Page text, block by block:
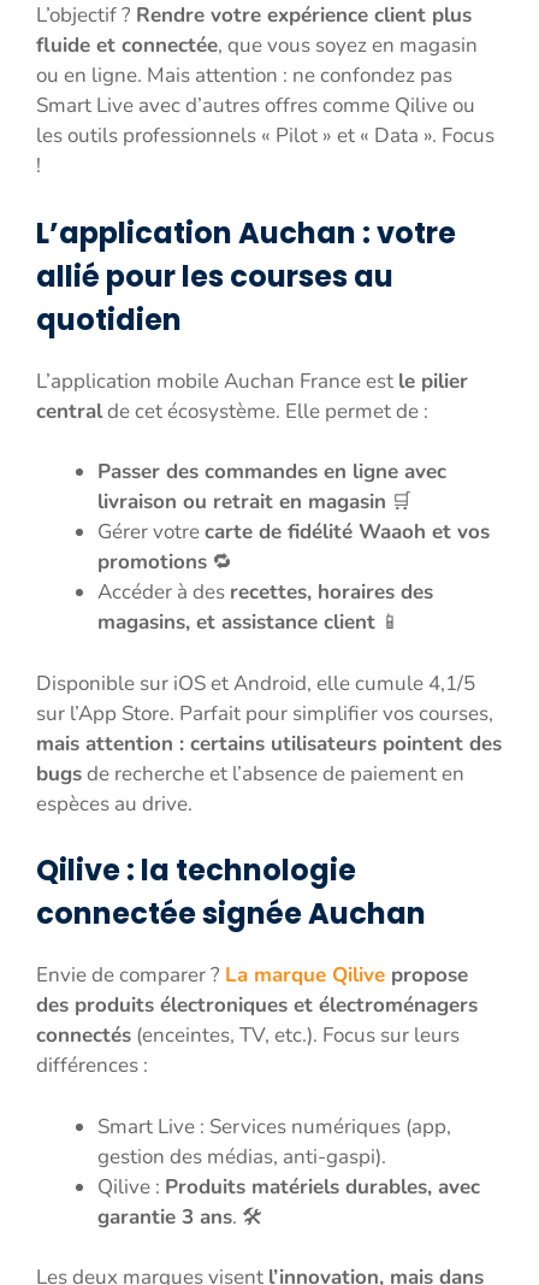
L’objectif ? Rendre votre expérience client plus
fluide et connectée, que vous soyez en magasin
ou en ligne. Mais attention : ne confondez pas
Smart Live avec d’autres offres comme Qilive ou
les outils professionnels « Pilot » et « Data ». Focus
!
L’application Auchan : votre
allié pour les courses au
quotidien
L’application mobile Auchan France est le pilier
centralde cet écosystème. Elle permet de :
Passer des commandes en ligne avec
livraison ou retrait en magasin 🛒
Gérer votrecarte de fidélité Waaoh et vos
promotions 🔁
Accéder à des recettes, horaires des
magasins, et assistance client 📱
Disponible sur iOS et Android, elle cumule 4,1/5
sur l’App Store. Parfait pour simplifier vos courses,
mais attention : certains utilisateurs pointent des
bugsde recherche et l’absence de paiement en
espèces au drive.
Qilive : la technologie
connectée signée Auchan
Envie de comparer ? La marque Qilive propose
des produits électroniques et électroménagers
connectés (enceintes, TV, etc.). Focus sur leurs
différences :
Smart Live : Services numériques (app,
gestion des médias, anti-gaspi).
Qilive : Produits matériels durables, avec
garantie 3 ans. 🛠️
Les deux marques visent l’innovation, mais dans